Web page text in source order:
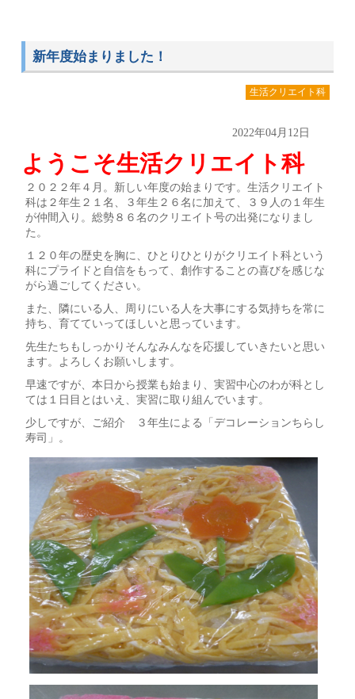
新年度始まりました！
生活クリエイト科
2022年04月12日
ようこそ生活クリエイト科
２０２２年４月。新しい年度の始まりです。生活クリエイト
科は２年生２１名、３年生２６名に加えて、３９人の１年生
が仲間入り。総勢８６名のクリエイト号の出発になりまし
た。
１２０年の歴史を胸に、ひとりひとりがクリエイト科という
科にプライドと自信をもって、創作することの喜びを感じな
がら過ごしてください。
また、隣にいる人、周りにいる人を大事にする気持ちを常に
持ち、育てていってほしいと思っています。
先生たちもしっかりそんなみんなを応援していきたいと思い
ます。よろしくお願いします。
早速ですが、本日から授業も始まり、実習中心のわが科とし
ては１日目とはいえ、実習に取り組んでいます。
少しですが、ご紹介 ３年生による「デコレーションちらし
寿司」。